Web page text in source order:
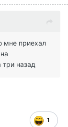
мне приехал
три назад
1